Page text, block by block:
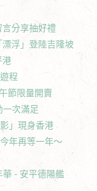
分享抽好禮
浮」登陸吉隆坡
港
程
節限量開賣
一次滿足
」現身香港
年再等一年～
華 - 安平德陽艦